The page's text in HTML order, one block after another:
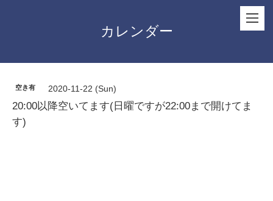
カレンダー
空き有 2020-11-22 (Sun)
20:00以降空いてます(日曜ですが22:00まで開けてま
す)